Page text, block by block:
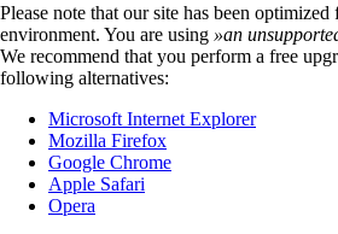
Please note that our site has been
environment. You are using »an
We recommend that you perform a free
following alternatives:
Microsoft Internet Explorer
Mozilla Firefox
Google Chrome
Apple Safari
Opera